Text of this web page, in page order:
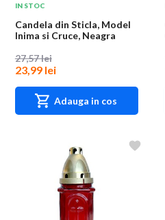
IN STOC
Candela din Sticla, Model
Inima si Cruce, Neagra
27,57 lei
23,99 lei
Adauga in cos